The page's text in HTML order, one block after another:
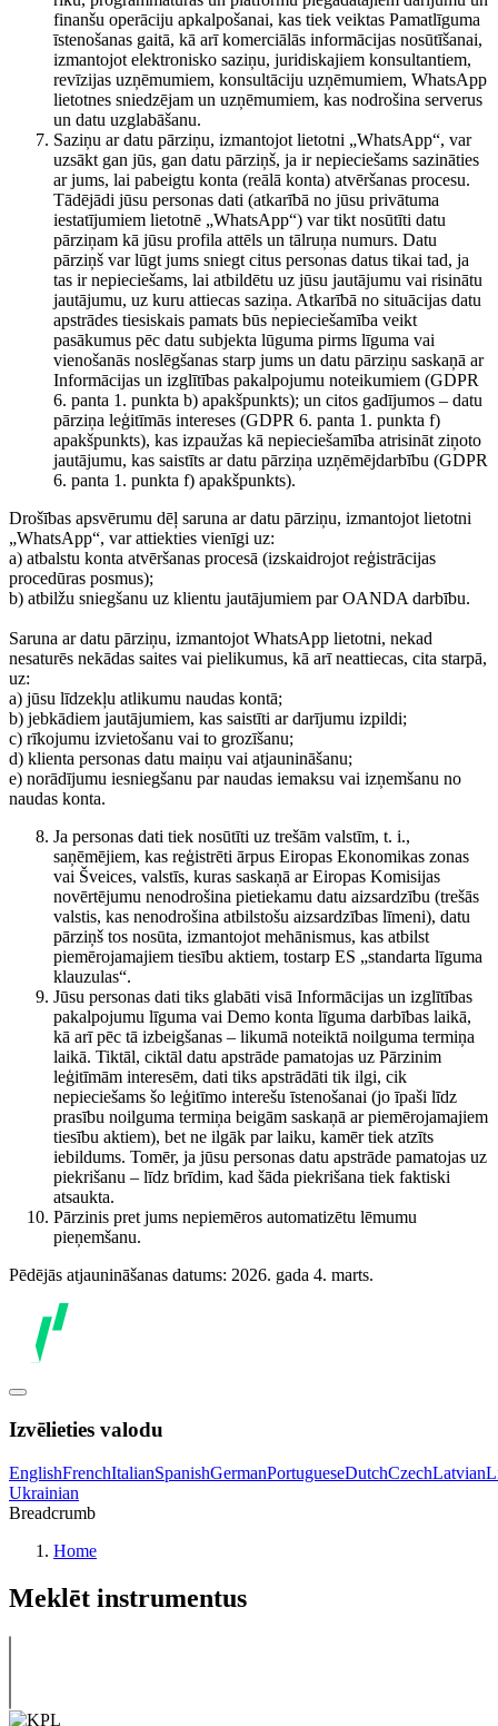
finanšu operāciju apkalpošanai, kas tiek veiktas Pamatlīguma
īstenošanas gaitā, kā arī komerciālās informācijas nosūtīšanai,
izmantojot elektronisko saziņu, juridiskajiem konsultantiem,
revīzijas uzņēmumiem, konsultāciju uzņēmumiem, WhatsApp
lietotnes sniedzējam un uzņēmumiem, kas nodrošina serverus
un datu uzglabāšanu.
Saziņu ar datu pārziņu, izmantojot lietotni „WhatsApp“, var
uzsākt gan jūs, gan datu pārziņš, ja ir nepieciešams sazināties
ar jums, lai pabeigtu konta (reālā konta) atvēršanas procesu.
Tādējādi jūsu personas dati (atkarībā no jūsu privātuma
iestatījumiem lietotnē „WhatsApp“) var tikt nosūtīti datu
pārziņam kā jūsu profila attēls un tālruņa numurs. Datu
pārziņš var lūgt jums sniegt citus personas datus tikai tad, ja
tas ir nepieciešams, lai atbildētu uz jūsu jautājumu vai risinātu
jautājumu, uz kuru attiecas saziņa. Atkarībā no situācijas datu
apstrādes tiesiskais pamats būs nepieciešamība veikt
pasākumus pēc datu subjekta lūguma pirms līguma vai
vienošanās noslēgšanas starp jums un datu pārziņu saskaņā ar
Informācijas un izglītības pakalpojumu noteikumiem (GDPR
6. panta 1. punkta b) apakšpunkts); un citos gadījumos – datu
pārziņa leģitīmās intereses (GDPR 6. panta 1. punkta f)
apakšpunkts), kas izpaužas kā nepieciešamība atrisināt ziņoto
jautājumu, kas saistīts ar datu pārziņa uzņēmējdarbību (GDPR
6. panta 1. punkta f) apakšpunkts).
Drošības apsvērumu dēļ saruna ar datu pārziņu, izmantojot lietotni
„WhatsApp“, var attiekties vienīgi uz:
a) atbalstu konta atvēršanas procesā (izskaidrojot reģistrācijas
procedūras posmus);
b) atbilžu sniegšanu uz klientu jautājumiem par OANDA darbību.
Saruna ar datu pārziņu, izmantojot WhatsApp lietotni, nekad
nesaturēs nekādas saites vai pielikumus, kā arī neattiecas, cita starpā,
uz:
a) jūsu līdzekļu atlikumu naudas kontā;
b) jebkādiem jautājumiem, kas saistīti ar darījumu izpildi;
c) rīkojumu izvietošanu vai to grozīšanu;
d) klienta personas datu maiņu vai atjaunināšanu;
e) norādījumu iesniegšanu par naudas iemaksu vai izņemšanu no
naudas konta.
Ja personas dati tiek nosūtīti uz trešām valstīm, t. i.,
saņēmējiem, kas reģistrēti ārpus Eiropas Ekonomikas zonas
vai Šveices, valstīs, kuras saskaņā ar Eiropas Komisijas
novērtējumu nenodrošina pietiekamu datu aizsardzību (trešās
valstis, kas nenodrošina atbilstošu aizsardzības līmeni), datu
pārziņš tos nosūta, izmantojot mehānismus, kas atbilst
piemērojamajiem tiesību aktiem, tostarp ES „standarta līguma
klauzulas“.
Jūsu personas dati tiks glabāti visā Informācijas un izglītības
pakalpojumu līguma vai Demo konta līguma darbības laikā,
kā arī pēc tā izbeigšanas – likumā noteiktā noilguma termiņa
laikā. Tiktāl, ciktāl datu apstrāde pamatojas uz Pārzinim
leģitīmām interesēm, dati tiks apstrādāti tik ilgi, cik
nepieciešams šo leģitīmo interešu īstenošanai (jo īpaši līdz
prasību noilguma termiņa beigām saskaņā ar piemērojamajiem
tiesību aktiem), bet ne ilgāk par laiku, kamēr tiek atzīts
iebildums. Tomēr, ja jūsu personas datu apstrāde pamatojas uz
piekrišanu – līdz brīdim, kad šāda piekrišana tiek faktiski
atsaukta.
Pārzinis pret jums nepiemēros automatizētu lēmumu
pieņemšanu.
Pēdējās atjaunināšanas datums: 2026. gada 4. marts.
Izvēlieties valodu
EnglishFrenchItalianSpanishGermanPortugueseDutchCzechLatvian
Ukrainian
Breadcrumb
Home
Meklēt instrumentus